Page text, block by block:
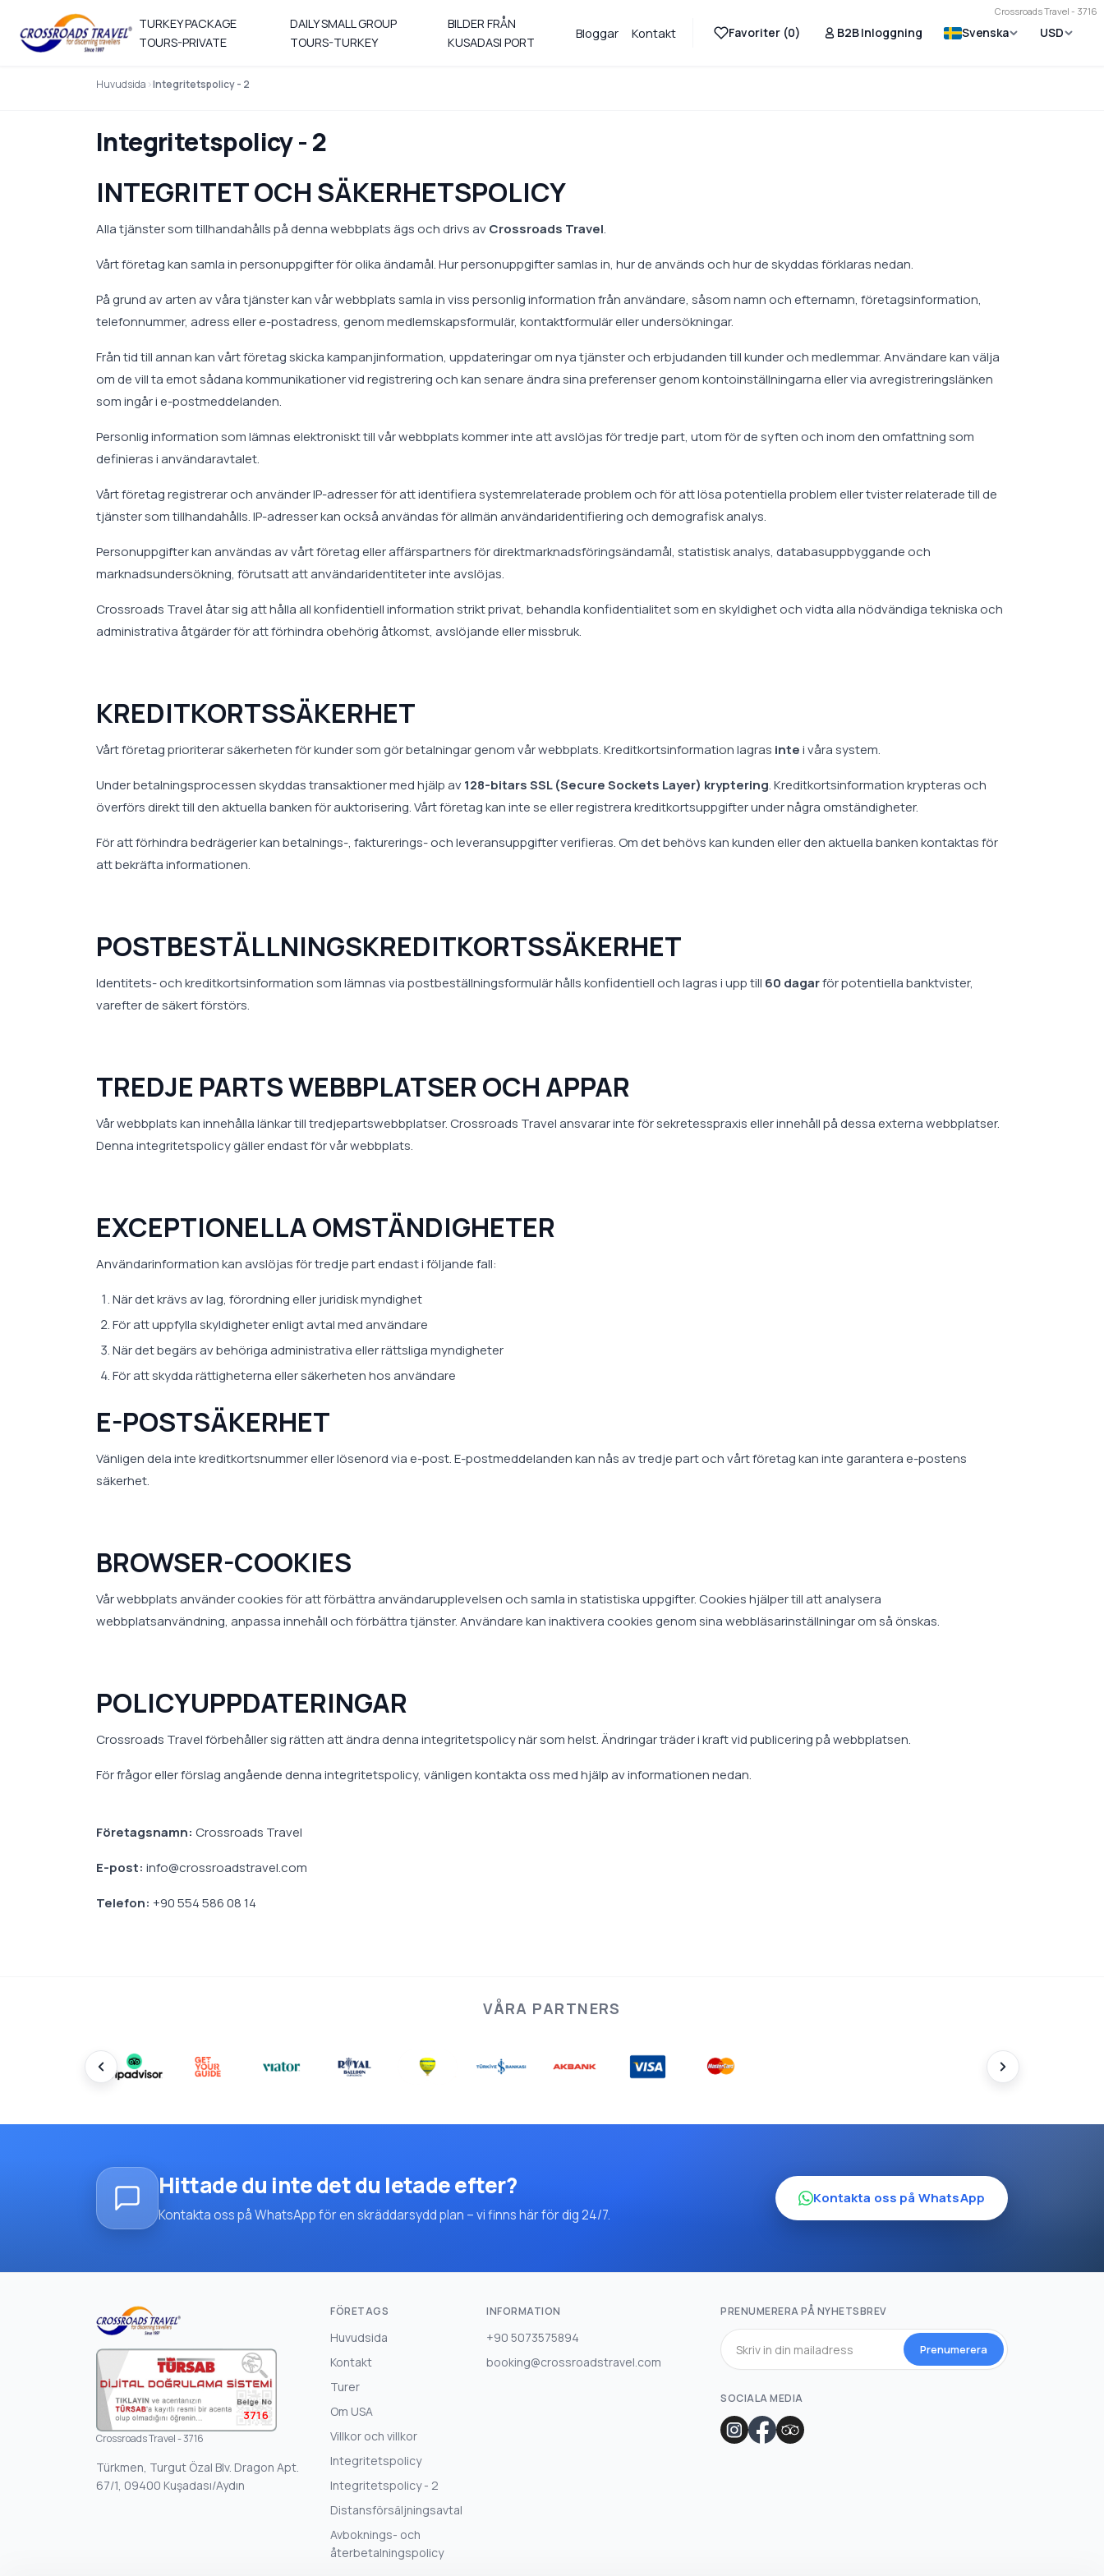
Crossroads Travel - 3716
TURKEY PACKAGE
TOURS-PRIVATE
DAILY SMALL GROUP
TOURS-TURKEY
BILDER FRÅN
KUSADASI PORT
Bloggar Kontakt Favoriter (0) B2B Inloggning Svenska USD
Huvudsida Integritetspolicy - 2
Integritetspolicy - 2
INTEGRITET OCH SÄKERHETSPOLICY
Alla tjänster som tillhandahålls på denna webbplats ägs och drivs avCrossroads Travel.
Vårt företag kan samla in personuppgifter för olika ändamål. Hur personuppgifter samlas in, hur de används och hur de skyddas förklaras nedan.
På grund av arten av våra tjänster kan vår webbplats samla in viss personlig information från användare, såsom namn och efternamn, företagsinformation,
telefonnummer, adress eller e-postadress, genom medlemskapsformulär, kontaktformulär eller undersökningar.
Från tid till annan kan vårt företag skicka kampanjinformation, uppdateringar om nya tjänster och erbjudanden till kunder och medlemmar. Användare kan välja
om de vill ta emot sådana kommunikationer vid registrering och kan senare ändra sina preferenser genom kontoinställningarna eller via avregistreringslänken
som ingår i e-postmeddelanden.
Personlig information som lämnas elektroniskt till vår webbplats kommer inte att avslöjas för tredje part, utom för de syften och inom den omfattning som
definieras i användaravtalet.
Vårt företag registrerar och använder IP-adresser för att identifiera systemrelaterade problem och för att lösa potentiella problem eller tvister relaterade till de
tjänster som tillhandahålls. IP-adresser kan också användas för allmän användaridentifiering och demografisk analys.
Personuppgifter kan användas av vårt företag eller affärspartners för direktmarknadsföringsändamål, statistisk analys, databasuppbyggande och
marknadsundersökning, förutsatt att användaridentiteter inte avslöjas.
Crossroads Travel åtar sig att hålla all konfidentiell information strikt privat, behandla konfidentialitet som en skyldighet och vidta alla nödvändiga tekniska och
administrativa åtgärder för att förhindra obehörig åtkomst, avslöjande eller missbruk.
KREDITKORTSSÄKERHET
Vårt företag prioriterar säkerheten för kunder som gör betalningar genom vår webbplats. Kreditkortsinformation lagras intei våra system.
Under betalningsprocessen skyddas transaktioner med hjälp av128-bitars SSL (Secure Sockets Layer) kryptering. Kreditkortsinformation krypteras och
överförs direkt till den aktuella banken för auktorisering. Vårt företag kan inte se eller registrera kreditkortsuppgifter under några omständigheter.
För att förhindra bedrägerier kan betalnings-, fakturerings- och leveransuppgifter verifieras. Om det behövs kan kunden eller den aktuella banken kontaktas för
att bekräfta informationen.
POSTBESTÄLLNINGSKREDITKORTSSÄKERHET
Identitets- och kreditkortsinformation som lämnas via postbeställningsformulär hålls konfidentiell och lagras i upp till 60 dagarför potentiella banktvister,
varefter de säkert förstörs.
TREDJE PARTS WEBBPLATSER OCH APPAR
Vår webbplats kan innehålla länkar till tredjepartswebbplatser. Crossroads Travel ansvarar inte för sekretesspraxis eller innehåll på dessa externa webbplatser.
Denna integritetspolicy gäller endast för vår webbplats.
EXCEPTIONELLA OMSTÄNDIGHETER
Användarinformation kan avslöjas för tredje part endast i följande fall:
När det krävs av lag, förordning eller juridisk myndighet
För att uppfylla skyldigheter enligt avtal med användare
När det begärs av behöriga administrativa eller rättsliga myndigheter
För att skydda rättigheterna eller säkerheten hos användare
E-POSTSÄKERHET
Vänligen dela inte kreditkortsnummer eller lösenord via e-post. E-postmeddelanden kan nås av tredje part och vårt företag kan inte garantera e-postens
säkerhet.
BROWSER-COOKIES
Vår webbplats använder cookies för att förbättra användarupplevelsen och samla in statistiska uppgifter. Cookies hjälper till att analysera
webbplatsanvändning, anpassa innehåll och förbättra tjänster. Användare kan inaktivera cookies genom sina webbläsarinställningar om så önskas.
POLICYUPPDATERINGAR
Crossroads Travel förbehåller sig rätten att ändra denna integritetspolicy när som helst. Ändringar träder i kraft vid publicering på webbplatsen.
För frågor eller förslag angående denna integritetspolicy, vänligen kontakta oss med hjälp av informationen nedan.
Företagsnamn: Crossroads Travel
E-post: info@crossroadstravel.com
Telefon: +90 554 586 08 14
VÅRA PARTNERS
Hittade du inte det du letade efter?
Kontakta oss på WhatsApp för en skräddarsydd plan – vi finns här för dig 24/7.
Kontakta oss på WhatsApp
3716
Crossroads Travel - 3716
Türkmen, Turgut Özal Blv. Dragon Apt.
67/1, 09400 Kuşadası/Aydın
FÖRETAGS
Huvudsida
Kontakt
Turer
Om USA
Villkor och villkor
Integritetspolicy
Integritetspolicy - 2
Distansförsäljningsavtal
Avboknings- och
återbetalningspolicy
INFORMATION
+90 5073575894
booking@crossroadstravel.com
PRENUMERERA PÅ NYHETSBREV
Prenumerera
SOCIALA MEDIA